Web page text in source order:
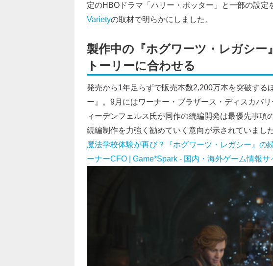
定のHBOドラマ「ハリー・ポッター」と一部の設定
Varietyの取材で明らかにしました。
製作中の『ホグワーツ・レガシー
トーリーに合わせる
発売から1年足らずで販売本数2,200万本を突破する
ー』。9月にはワーナー・ブラザース・ディスカバ
ィーデンフェルス氏が同作の続編開発は最優先事項
続編制作を力強く勧めていく意向が示されていました
魔法学校体験が再び？『ホグワーツ・レガシー』
ーナーCFO | Game*Spark - 国内・海外ゲーム情報サ